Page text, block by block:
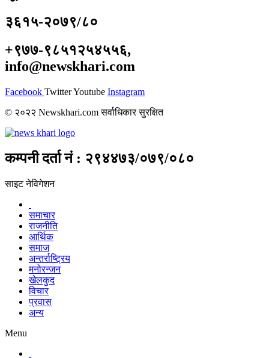
३६१५-२०७९/८०
+९७७-९८५१२५४५५६,
info@newskhari.com
Facebook TwitterYoutube Instagram
© २०२२ Newskhari.com सर्वाधिकार सुरक्षित
कम्पनी दर्ता नं : २९४४७३/०७९/०८०
साइट नेविगेशन
समाचार
राजनीति
आर्थिक
समाज
अन्तर्राष्ट्रिय
मनोरन्जन
खेलकुद
विचार
प्रवास
अन्य
Menu